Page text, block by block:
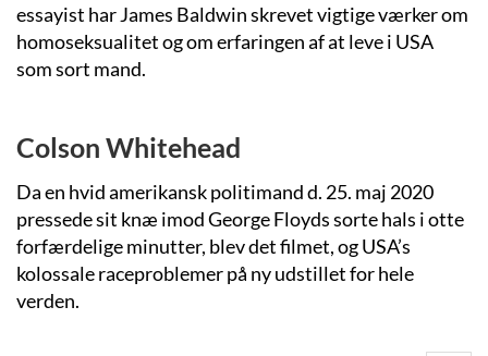
essayist har James Baldwin skrevet vigtige værker om
homoseksualitet og om erfaringen af at leve i USA
som sort mand.
Colson Whitehead
Da en hvid amerikansk politimand d. 25. maj 2020
pressede sit knæ imod George Floyds sorte hals i otte
forfærdelige minutter, blev det filmet, og USA’s
kolossale raceproblemer på ny udstillet for hele
verden.